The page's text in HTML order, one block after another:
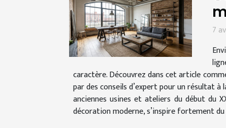
7
caractère. Découvrez dans cet article
par des conseils d’expert pour un résultat
anciennes usines et ateliers du début du
décoration moderne, s’inspire fortement